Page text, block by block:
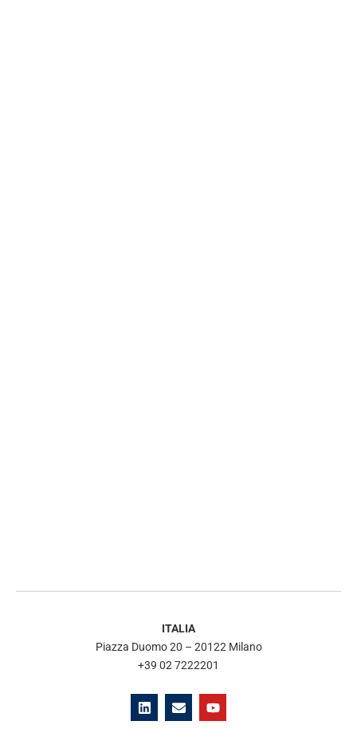
ITALIA
Piazza Duomo 20 – 20122 Milano
+39 02 7222201
L
i
E
n
Y
o